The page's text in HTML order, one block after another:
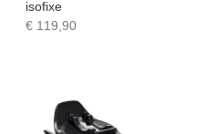
isofixe
€ 119,90